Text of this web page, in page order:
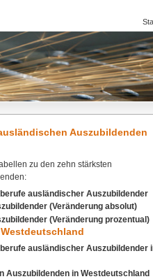
Auszubildenden
zu den zehn stärksten
ausländischer Auszubildender
(Veränderung absolut)
(Veränderung prozentual)
ausländischer Auszubildender
Auszubildenden in Westdeutschland